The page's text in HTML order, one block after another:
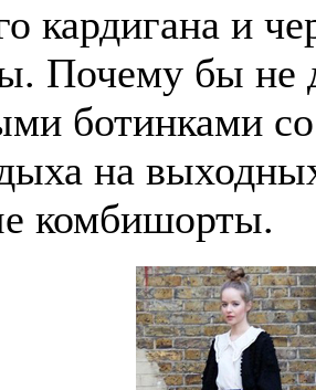
кардигана и
Почему бы не
ботинками
на
комбишорты.